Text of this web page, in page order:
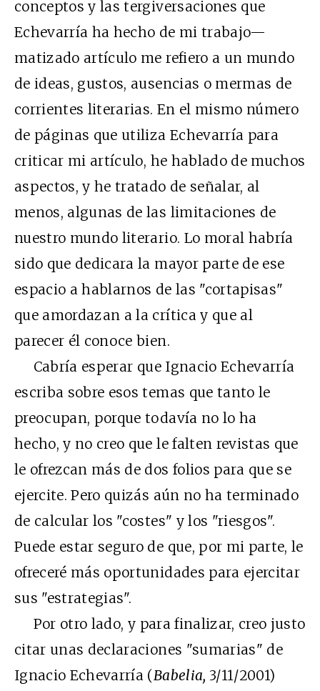
conceptos y las tergiversaciones que
Echevarría ha hecho de mi trabajo—
matizado artículo me refiero a un mundo
de ideas, gustos, ausencias o mermas de
corrientes literarias. En el mismo número
de páginas que utiliza Echevarría para
criticar mi artículo, he hablado de muchos
aspectos, y he tratado de señalar, al
menos, algunas de las limitaciones de
nuestro mundo literario. Lo moral habría
sido que dedicara la mayor parte de ese
espacio a hablarnos de las "cortapisas"
que amordazan a la crítica y que al
parecer él conoce bien.
Cabría esperar que Ignacio Echevarría
escriba sobre esos temas que tanto le
preocupan, porque todavía no lo ha
hecho, y no creo que le falten revistas que
le ofrezcan más de dos folios para que se
ejercite. Pero quizás aún no ha terminado
de calcular los "costes" y los "riesgos".
Puede estar seguro de que, por mi parte, le
ofreceré más oportunidades para ejercitar
sus "estrategias".
Por otro lado, y para finalizar, creo justo
citar unas declaraciones "sumarias" de
Ignacio Echevarría (Babelia, 3/11/2001)